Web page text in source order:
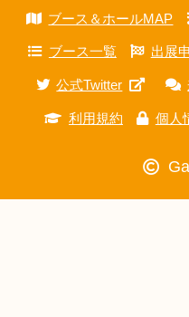
ブース＆ホールMAP
ブース一覧 出展
公式Twitter
利用規約 個人